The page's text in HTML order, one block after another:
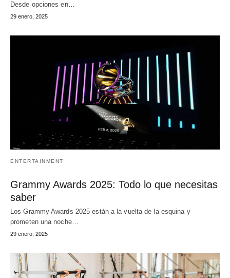
Desde opciones en…
29 enero, 2025
ENTERTAINMENT
Grammy Awards 2025: Todo lo que necesitas
saber
Los Grammy Awards 2025 están a la vuelta de la esquina y
prometen una noche…
29 enero, 2025